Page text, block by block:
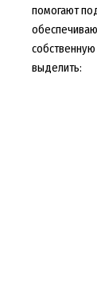
помогают
выделить: